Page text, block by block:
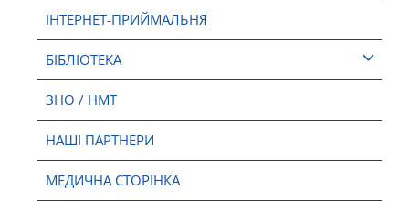
ІНТЕРНЕТ-ПРИЙМАЛЬНЯ
БІБЛІОТЕКА
ЗНО / НМТ
НАШІ ПАРТНЕРИ
МЕДИЧНА СТОРІНКА